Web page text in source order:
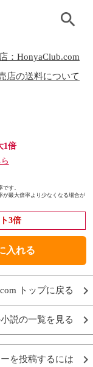
：HonyaClub.com
店の送料について
1倍
す。
が最大倍率より少なくなる場合が
3倍
入れる
トップに戻る
説の一覧を見る
を投稿するには